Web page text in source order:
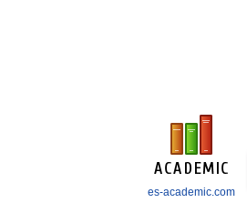
es-academic.com